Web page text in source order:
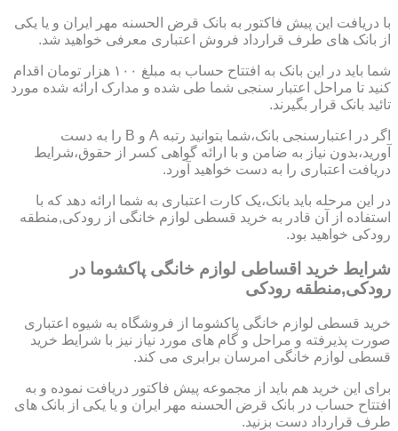
با دریافت این پیش فاکتور به بانک قرض الحسنه مهر ایران و یا یکی
از بانک های طرف قرارداد فروش اعتباری معرفی خواهید شد.
شما باید در این بانک به افتتاح حساب به مبلغ ۱۰۰ هزار تومان اقدام
کنید تا مراحل اعتبار سنجی شما طی شده و مدارک ارائه شده مورد
تائید بانک قرار بگیرند.
اگر در اعتبارسنجی بانک،شما بتوانید رتبه A و B را به دست
آورید،بدون نیاز به ضامن و با ارائه گواهی کسر از حقوق،شرایط
دریافت اعتباری را به دست خواهید آورد.
در این مرحله باید بانک،یک کارت اعتباری به شما ارائه دهد که با
استفاده از آن قادر به خرید قسطی لوازم خانگی از رودکی,منطقه
رودکی خواهید بود.
شرایط خرید اقساطی لوازم خانگی پاکشوما در
رودکی,منطقه رودکی
خرید قسطی لوازم خانگی پاکشوما از فروشگاه به شیوه اعتباری
صورت پذیرفته و مراحل و گام های مورد نیاز نیز با شرایط خرید
قسطی لوازم خانگی امرسان برابری می کند.
برای این خرید هم باید از مجموعه پیش فاکتور دریافت نموده و به
افتتاح حساب در بانک قرض الحسنه مهر ایران و یا یکی از بانک های
طرف قرارداد دست بزنید.